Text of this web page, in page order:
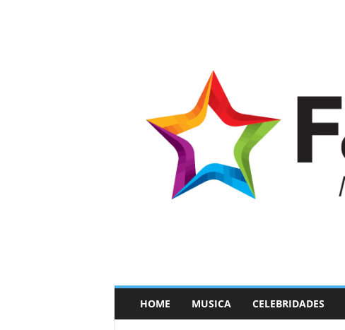
a
HOME MUSICA CELEBRIDADES